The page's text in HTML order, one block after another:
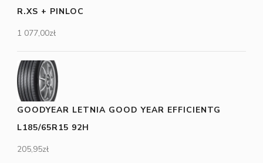
R.XS + PINLOC
1 077,00zł
GOODYEAR LETNIA GOOD YEAR EFFICIENTG
L185/65R15 92H
205,95zł